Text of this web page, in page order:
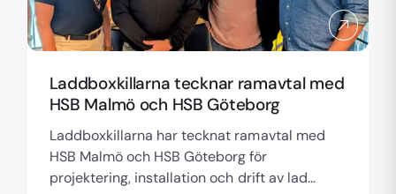
Laddboxkillarna tecknar ramavtal med
HSB Malmö och HSB Göteborg
Laddboxkillarna har tecknat ramavtal med
HSB Malmö och HSB Göteborg för
projektering, installation och drift av lad...